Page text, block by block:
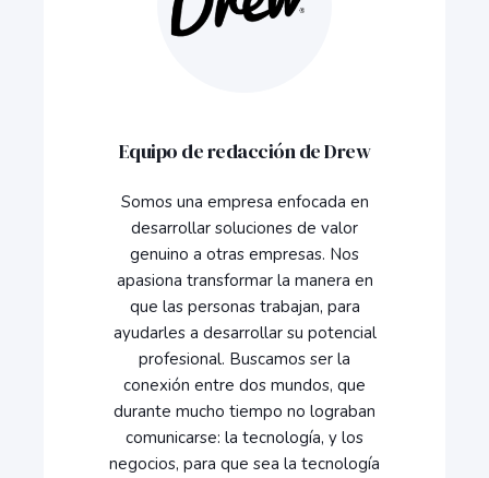
Equipo de redacción de Drew
Somos una empresa enfocada en
desarrollar soluciones de valor
genuino a otras empresas. Nos
apasiona transformar la manera en
que las personas trabajan, para
ayudarles a desarrollar su potencial
profesional. Buscamos ser la
conexión entre dos mundos, que
durante mucho tiempo no lograban
comunicarse: la tecnología, y los
negocios, para que sea la tecnología